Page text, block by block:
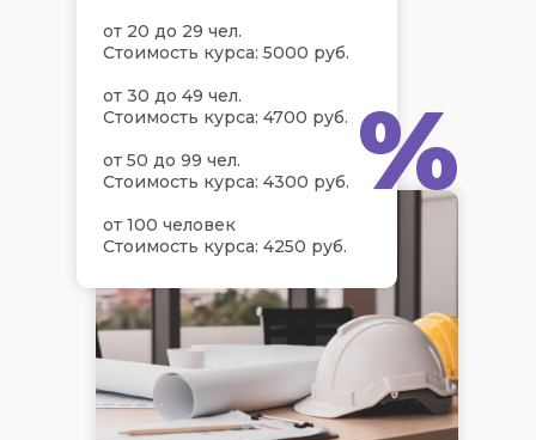
от 20 до 29 чел.
Стоимость курса: 5000 руб.
от 30 до 49 чел.
Стоимость курса: 4700 руб.
от 50 до 99 чел.
Стоимость курса: 4300 руб.
от 100 человек
Стоимость курса: 4250 руб.
%